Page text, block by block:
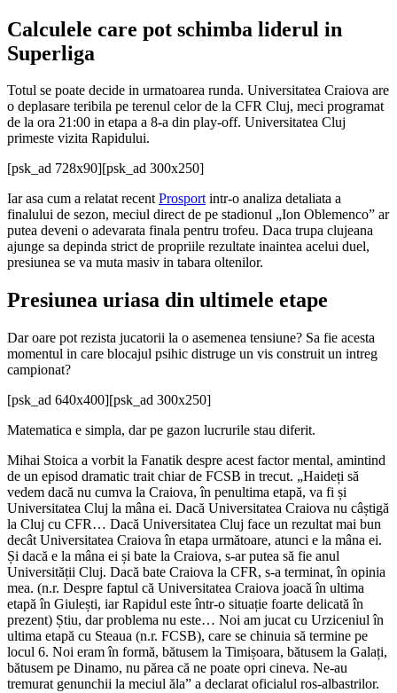
Calculele care pot schimba liderul in
Superliga
Totul se poate decide in urmatoarea runda. Universitatea Craiova are
o deplasare teribila pe terenul celor de la CFR Cluj, meci programat
de la ora 21:00 in etapa a 8-a din play-off. Universitatea Cluj
primeste vizita Rapidului.
[psk_ad 728x90][psk_ad 300x250]
Iar asa cum a relatat recentProsportintr-o analiza detaliata a
finalului de sezon, meciul direct de pe stadionul „Ion Oblemenco” ar
putea deveni o adevarata finala pentru trofeu. Daca trupa clujeana
ajunge sa depinda strict de propriile rezultate inaintea acelui duel,
presiunea se va muta masiv in tabara oltenilor.
Presiunea uriasa din ultimele etape
Dar oare pot rezista jucatorii la o asemenea tensiune? Sa fie acesta
momentul in care blocajul psihic distruge un vis construit un intreg
campionat?
[psk_ad 640x400][psk_ad 300x250]
Matematica e simpla, dar pe gazon lucrurile stau diferit.
Mihai Stoica a vorbit la Fanatik despre acest factor mental, amintind
de un episod dramatic trait chiar de FCSB in trecut. „Haideți să
vedem dacă nu cumva la Craiova, în penultima etapă, va fi și
Universitatea Cluj la mâna ei. Dacă Universitatea Craiova nu câștigă
la Cluj cu CFR… Dacă Universitatea Cluj face un rezultat mai bun
decât Universitatea Craiova în etapa următoare, atunci e la mâna ei.
Și dacă e la mâna ei și bate la Craiova, s-ar putea să fie anul
Universității Cluj. Dacă bate Craiova la CFR, s-a terminat, în opinia
mea. (n.r. Despre faptul că Universitatea Craiova joacă în ultima
etapă în Giulești, iar Rapidul este într-o situație foarte delicată în
prezent) Știu, dar problema nu este… Noi am jucat cu Urziceniul în
ultima etapă cu Steaua (n.r. FCSB), care se chinuia să termine pe
locul 6. Noi eram în formă, bătusem la Timișoara, bătusem la Galați,
bătusem pe Dinamo, nu părea că ne poate opri cineva. Ne-au
tremurat genunchii la meciul ăla” a declarat oficialul ros-albastrilor.